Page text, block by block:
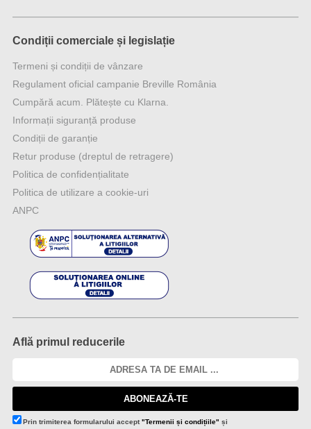
Condiții comerciale și legislație
Termeni și condiții de vânzare
Regulament oficial campanie Breville România
Cumpără acum. Plătește cu Klarna.
Informații siguranță produse
Condiții de garanție
Retur produse (dreptul de retragere)
Politica de confidențialitate
Politica de utilizare a cookie-uri
ANPC
Află primul reducerile
ABONEAZĂ-TE
Prin trimiterea formularului accept"Termenii și condițiile" și